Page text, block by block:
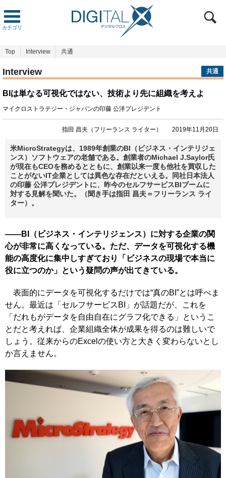
カテゴリ
Top Interview 共通
Interview 共通
BIは単なる可視化ではない、技術より先に組織を考えよ
マイクロストラテジー・ジャパンの印藤 公洋プレジデント
指田 昌夫（フリーランス ライター） 2019年11月20日
米MicroStrategyは、1989年創業のBI（ビジネス・インテリジェ
ンス）ソフトウェアの老舗である。創業者のMichael J.Saylor氏
が現在もCEOを務めるとともに、創業以来一度も他社を買収した
ことがないIT企業としては異色な存在だといえる。同社日本法人
の印藤 公洋プレジデントに、昨今のセルフサービスBIブームに
対する見解を聞いた。（聞き手は指田 昌夫＝フリーランス ライ
ター）。
――BI（ビジネス・インテリジェンス）に対する企業の関
心が非常に高くなっている。ただ、データを可視化する機
能の高度化に集中しすぎており「ビジネスの現場で本当に
役に立つのか」という疑問の声が出てきている。
表面的にデータを可視化するだけでは“真のBI”とは呼べま
せん。最近は「セルフサービスBI」が話題だが、これを
「だれもがデータを自由自在にグラフ化できる」というこ
とだと考えれば、企業組織全体が成果を得るのは難しいで
しょう。従来からのExcelの使い方と大きく変わらないとし
か言えません。